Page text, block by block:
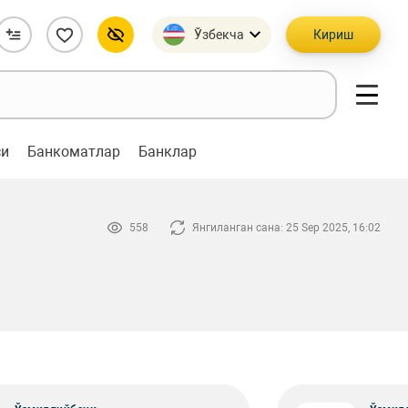
Ўзбекча Кириш
Банкоматлар Банклар
558 Янгиланган сана: 25 Sep 2025, 16:02